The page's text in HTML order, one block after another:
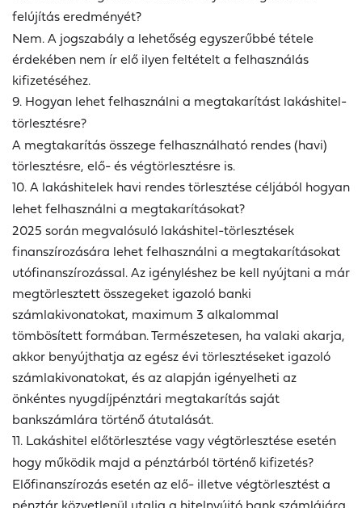
felújítás eredményét?
Nem. A jogszabály a lehetőség egyszerűbbé tétele
érdekében nem ír elő ilyen feltételt a felhasználás
kifizetéséhez.
9. Hogyan lehet felhasználni a megtakarítást lakáshitel-
törlesztésre?
A megtakarítás összege felhasználható rendes (havi)
törlesztésre, elő- és végtörlesztésre is.
10. A lakáshitelek havi rendes törlesztése céljából hogyan
lehet felhasználni a megtakarításokat?
2025 során megvalósuló lakáshitel-törlesztések
finanszírozására lehet felhasználni a megtakarításokat
utófinanszírozással. Az igényléshez be kell nyújtani a már
megtörlesztett összegeket igazoló banki
számlakivonatokat, maximum 3 alkalommal
tömbösített formában. Természetesen, ha valaki akarja,
akkor benyújthatja az egész évi törlesztéseket igazoló
számlakivonatokat, és az alapján igényelheti az
önkéntes nyugdíjpénztári megtakarítás saját
bankszámlára történő átutalását.
11. Lakáshitel előtörlesztése vagy végtörlesztése esetén
hogy működik majd a pénztárból történő kifizetés?
Előfinanszírozás esetén az elő- illetve végtörlesztést a